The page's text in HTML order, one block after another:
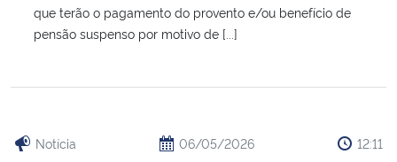
que terão o pagamento do provento e/ou benefício de
pensão suspenso por motivo de [...]
Notícia 06/05/2026 12:11